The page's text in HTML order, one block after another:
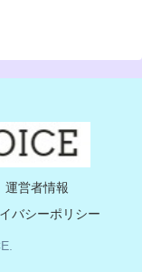
運営者情報
バシーポリシー